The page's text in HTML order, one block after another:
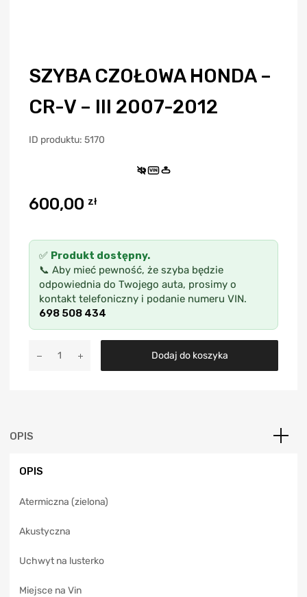
SZYBA CZOŁOWA HONDA –
CR-V – III 2007-2012
ID produktu: 5170
VIN
600,00 zł
✅ Produkt dostępny.
📞 Aby mieć pewność, że szyba będzie
odpowiednia do Twojego auta, prosimy o
kontakt telefoniczny i podanie numeru VIN.
698 508 434
Dodaj do koszyka
a
OPIS
OPIS
Atermiczna (zielona)
Akustyczna
Uchwyt na lusterko
Miejsce na Vin